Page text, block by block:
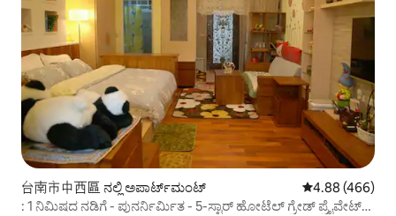
台南市中西區 ನಲ್ಲಿ ಅಪಾರ್ಟ್‌ಮಂಟ್ 5 ರಲ್ಲಿ 4.88
4.88 (466)
: 1 ನಿಮಿಷದ ನಡಿಗೆ - ಪುನರ್ನಿರ್ಮಿತ - 5-ಸ್ಟಾರ್ ಹೋಟೆಲ್ ಗ್ರೇಡ್ ಪ್ರೈವೇಟ್